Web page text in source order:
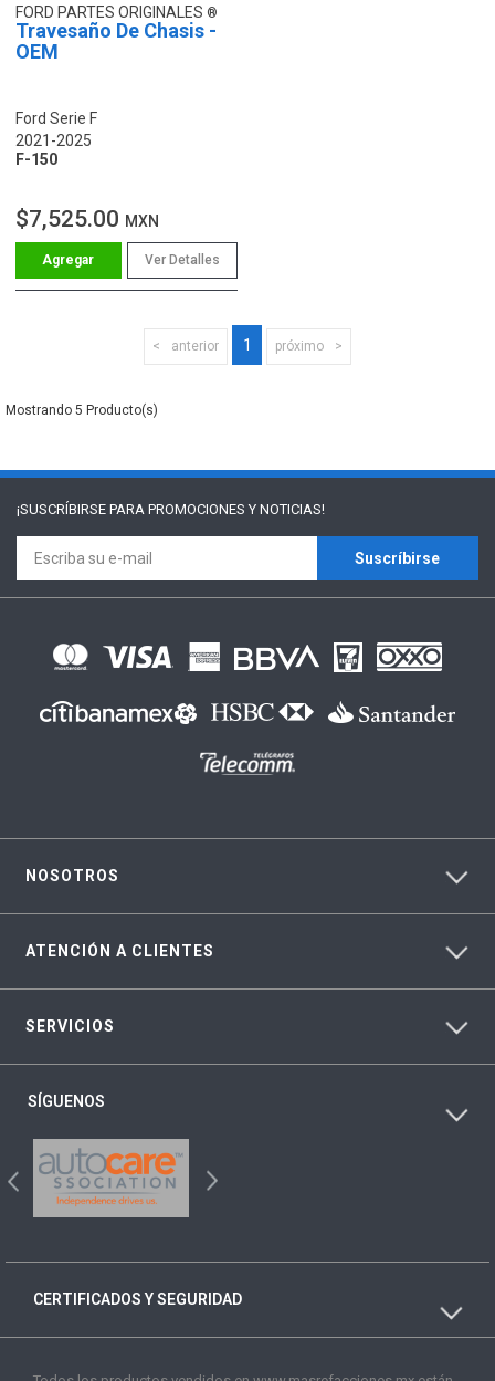
FORD PARTES ORIGINALES
Travesaño De Chasis -
OEM
Ford Serie F
2021-2025
F-150
$7,525.00 MXN
Ver Detalles
anterior 1 próximo
5
¡SUSCRÍBIRSE PARA PROMOCIONES Y NOTICIAS!
Suscríbirse
NOSOTROS
ATENCIÓN A CLIENTES
SERVICIOS
SÍGUENOS
CERTIFICADOS Y SEGURIDAD